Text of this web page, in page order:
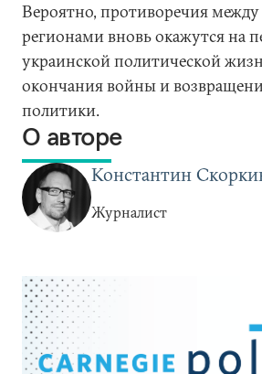
Вероятно, противоречия
регионами вновь окажутся на
украинской политической
окончания войны и
политики.
О авторе
Константин
Журналист